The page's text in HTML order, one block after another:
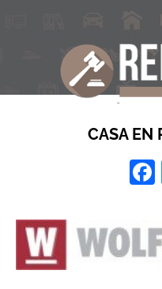
CASA EN